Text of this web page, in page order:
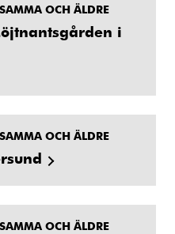
OCH ÄLDRE
i
OCH ÄLDRE
OCH ÄLDRE